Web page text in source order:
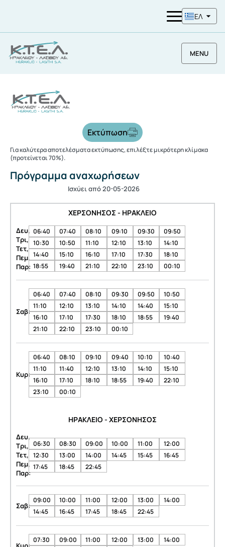
ΕΛ
MENU
Εκτύπωση
Για καλύτερα αποτελέσματα εκτύπωσης, επιλέξτε μικρότερη κλίμακα
(προτείνεται 70%).
Πρόγραμμα αναχωρήσεων
Ισχύει από 20-05-2026
ΧΕΡΣΟΝΗΣΟΣ - ΗΡΑΚΛΕΙΟ
Δευ,
Τρι,
Τετ,
Πεμ,
Παρ:
06:40 07:40 08:10 09:10 09:30
09:50
10:30
10:50 11:10 12:10 13:10
14:10
14:40
15:10 16:10 17:10 17:30
18:10
18:55
19:40 21:10 22:10 23:10 00:10
Σαβ:
06:40 07:40 08:10 09:30 09:50
10:50
11:10
12:10 13:10 14:10 14:40
15:10
16:10
17:10 17:30 18:10 18:55
19:40
21:10
22:10 23:10 00:10
Κυρ:
06:40 08:10 09:10 09:40 10:10
10:40
11:10
11:40 12:10 13:10 14:10
15:10
16:10
17:10 18:10 18:55 19:40
22:10
23:10
00:10
ΗΡΑΚΛΕΙΟ - ΧΕΡΣΟΝΗΣΟΣ
Δευ,
Τρι,
Τετ,
Πεμ,
Παρ:
06:30 08:30 09:00 10:00 11:00
12:00
12:30
13:00 14:00 14:45 15:45
16:45
17:45
18:45 22:45
Σαβ:
09:00 10:00 11:00 12:00 13:00
14:00
14:45
16:45 17:45 18:45 22:45
07:30 09:00 11:00 12:00 13:00
14:00